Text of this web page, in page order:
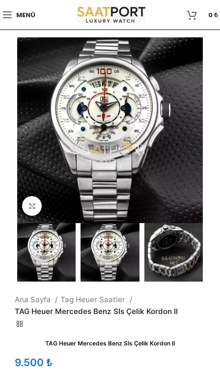
MENÜ 0₺
Büyütmek için tıklayın
Ana Sayfa
Tag Heuer Saatler
TAG Heuer Mercedes Benz Sls Çelik Kordon II
TAG Heuer Mercedes Benz Sls Çelik Kordon II
₺